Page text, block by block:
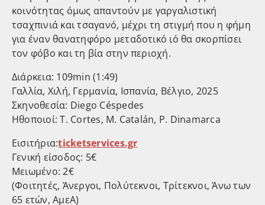
κοινότητας όμως απαντούν με γαργαλιστική
τσαχπινιά και τσαγανό, μέχρι τη στιγμή που η φήμη
για έναν θανατηφόρο μεταδοτικό ιό θα σκορπίσει
τον φόβο και τη βία στην περιοχή.
Διάρκεια: 109min (1:49)
Γαλλία, Χιλή, Γερμανία, Ισπανία, Βέλγιο, 2025
Σκηνοθεσία: Diego Céspedes
Ηθοποιοί: T. Cortes, M. Catalán, P. Dinamarca
Εισιτήρια:ticketservices.gr
Γενική είσοδος: 5€
Μειωμένο: 2€
(Φοιτητές, Άνεργοι, Πολύτεκνοι, Τρίτεκνοι, Άνω των
65 ετών, ΑμεΑ)